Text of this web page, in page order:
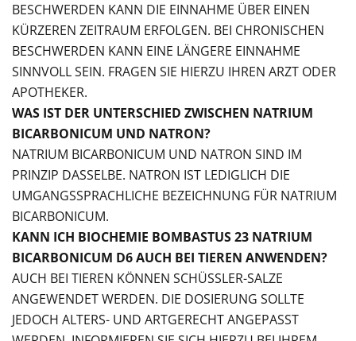
BESCHWERDEN KANN DIE EINNAHME ÜBER EINEN
KÜRZEREN ZEITRAUM ERFOLGEN. BEI CHRONISCHEN
BESCHWERDEN KANN EINE LÄNGERE EINNAHME
SINNVOLL SEIN. FRAGEN SIE HIERZU IHREN ARZT ODER
APOTHEKER.
WAS IST DER UNTERSCHIED ZWISCHEN NATRIUM
BICARBONICUM UND NATRON?
NATRIUM BICARBONICUM UND NATRON SIND IM
PRINZIP DASSELBE. NATRON IST LEDIGLICH DIE
UMGANGSSPRACHLICHE BEZEICHNUNG FÜR NATRIUM
BICARBONICUM.
KANN ICH BIOCHEMIE BOMBASTUS 23 NATRIUM
BICARBONICUM D6 AUCH BEI TIEREN ANWENDEN?
AUCH BEI TIEREN KÖNNEN SCHÜSSLER-SALZE
ANGEWENDET WERDEN. DIE DOSIERUNG SOLLTE
JEDOCH ALTERS- UND ARTGERECHT ANGEPASST